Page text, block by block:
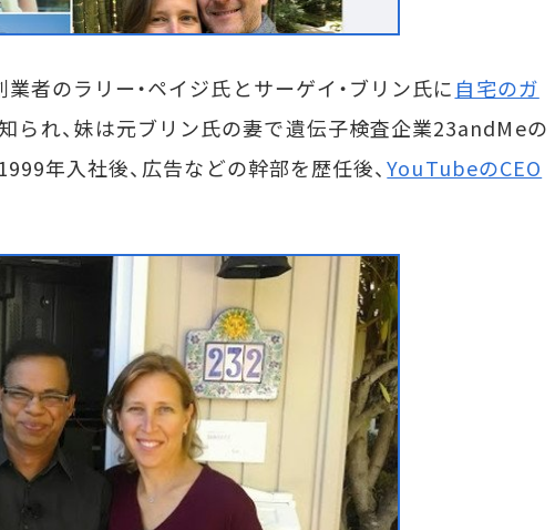
者のラリー・ペイジ氏とサーゲイ・ブリン氏に 自宅のガ
られ、妹は元ブリン氏の妻で遺伝子検査企業23andMeの
年入社後、広告などの幹部を歴任後、YouTubeのCEO